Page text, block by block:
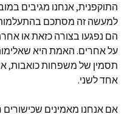
התוקפנית, אנחנו מגיבים
למעשה זה מסתכם
הם נפגעו בצורה כזאת או
על אחרים. האמת היא
תסמין של משפחות כואבות,
אחד לשני.
אם אנחנו מאמינים שכישורים